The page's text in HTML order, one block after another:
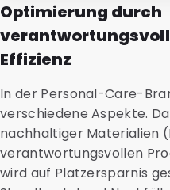
Optimierung durch
Effizienz
In der Personal-Care-
verschiedene Aspekte.
nachhaltiger Materialien
verantwortungsvollen
wird auf Platzersparnis